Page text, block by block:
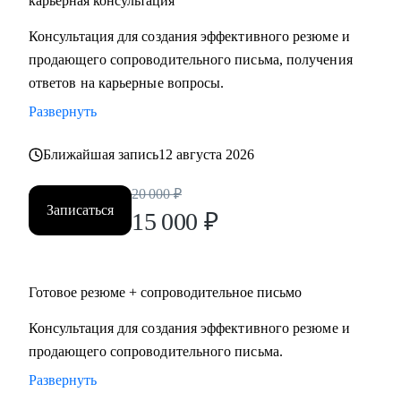
сферах:
• Продаж и работы с клиентами (B2B, B2C, B2G, E-
commerce)
• Финансов
• Образования/Ed-tech
• Маркетинга
• Закупок/Логистики.
Консультация для создания эффективного резюме и
продающего сопроводительного письма, получения
ответов на карьерные вопросы.
Развернуть
Ближайшая запись12 августа 2026
Записаться
20 000 ₽
15 000 ₽
Готовое резюме + сопроводительное письмо
Консультация для создания эффективного резюме и
продающего сопроводительного письма.
Развернуть